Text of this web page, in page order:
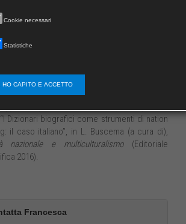
Frisone è dottore di ricerca in Storia e
accademico messinese”, in D. Novarese (a
Accademie e Scuole: istituzioni, luoghi,
“I Dizionari biografici come strumenti di nation
il caso italiano”, in L. Buscema (a cura di),
nazionale e multiculturalismo(Editoriale
2016).
Francesca
Cookie necessari
Statistiche
HO CAPITO E ACCETTO